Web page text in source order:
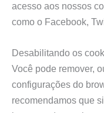
acesso aos nossos
como o Facebook,
Desabilitando os
Você pode remover,
configurações do
recomendamos que